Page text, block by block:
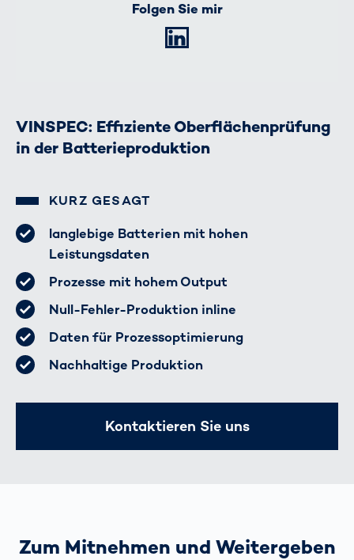
Folgen Sie mir
VINSPEC: Effiziente Oberflächenprüfung
in der Batterieproduktion
KURZ GESAGT
langlebige Batterien mit hohen
Leistungsdaten
Prozesse mit hohem Output
Null-Fehler-Produktion inline
Daten für Prozessoptimierung
Nachhaltige Produktion
Kontaktieren Sie uns
Zum Mitnehmen und Weitergeben